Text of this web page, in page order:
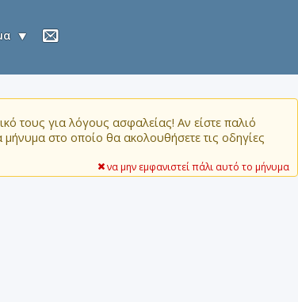
τους για λόγους ασφαλείας! Αν είστε παλιό
στο οποίο θα ακολουθήσετε τις οδηγίες
να μην εμφανιστεί πάλι αυτό το μήνυμα